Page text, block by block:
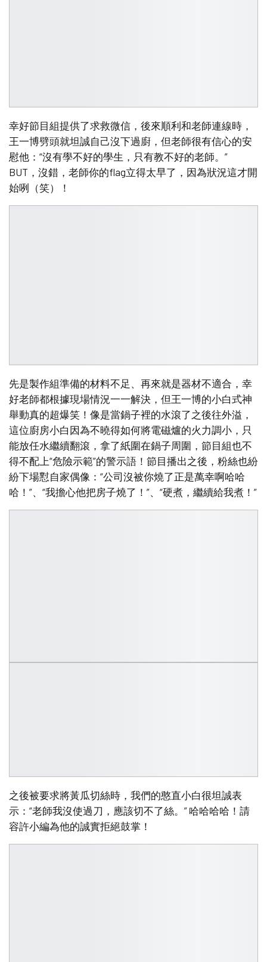
幸好節目組提供了求救微信，後來順利和老師連線時，
王一博劈頭就坦誠自己沒下過廚，但老師很有信心的安
慰他：“沒有學不好的學生，只有教不好的老師。”
BUT，沒錯，老師你的flag立得太早了，因為狀況這才開
始咧（笑）！
先是製作組準備的材料不足、再來就是器材不適合，幸
好老師都根據現場情況一一解決，但王一博的小白式神
舉動真的超爆笑！像是當鍋子裡的水滾了之後往外溢，
這位廚房小白因為不曉得如何將電磁爐的火力調小，只
能放任水繼續翻滾，拿了紙圍在鍋子周圍，節目組也不
得不配上“危險示範”的警示語！節目播出之後，粉絲也紛
紛下場懟自家偶像：“公司沒被你燒了正是萬幸啊哈哈
哈！”、“我擔心他把房子燒了！”、“硬煮，繼續給我煮！”
之後被要求將黃瓜切絲時，我們的憨直小白很坦誠表
示：“老師我沒使過刀，應該切不了絲。” 哈哈哈哈！請
容許小編為他的誠實拒絕鼓掌！